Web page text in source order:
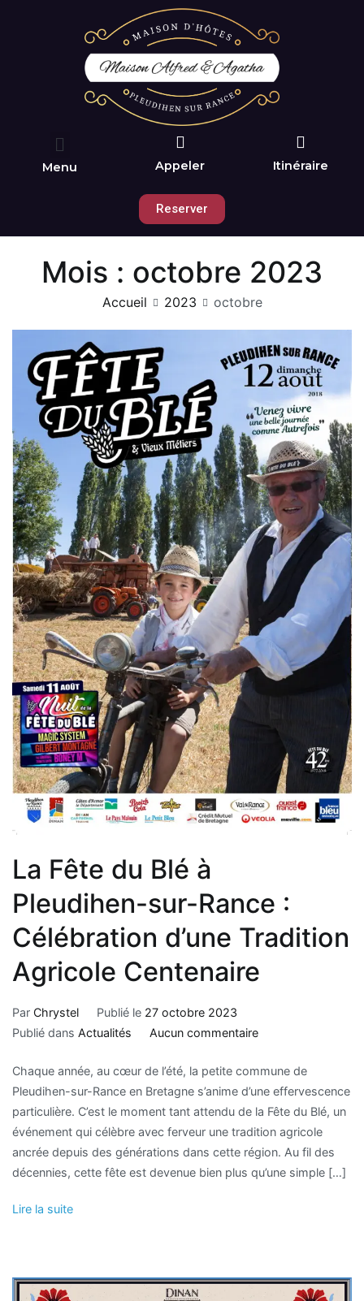
Menu Appeler Itinéraire
Reserver
Mois : octobre 2023
Accueil 2023 octobre
La Fête du Blé à
Pleudihen-sur-Rance :
Célébration d’une Tradition
Agricole Centenaire
Par Chrystel Publié le 27 octobre 2023
Publié dans Actualités Aucun commentaire
Chaque année, au cœur de l’été, la petite commune de
Pleudihen-sur-Rance en Bretagne s’anime d’une effervescence
particulière. C’est le moment tant attendu de la Fête du Blé, un
événement qui célèbre avec ferveur une tradition agricole
ancrée depuis des générations dans cette région. Au fil des
décennies, cette fête est devenue bien plus qu’une simple […]
Lire la suite